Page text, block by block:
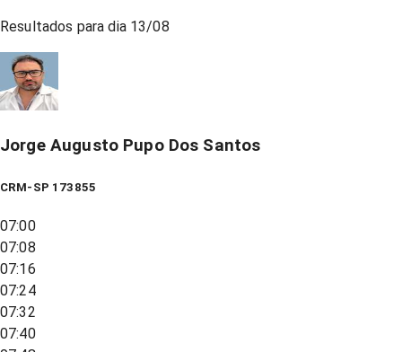
Resultados para dia 13/08
Jorge Augusto Pupo Dos Santos
CRM-SP 173855
07:00
07:08
07:16
07:24
07:32
07:40